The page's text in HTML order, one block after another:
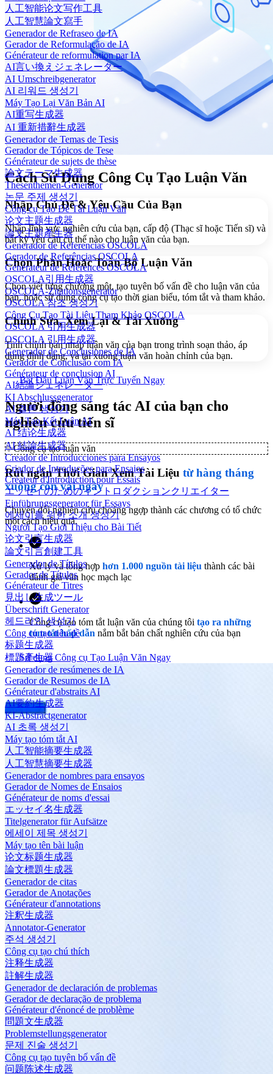
人工智能论文写作工具
人工智慧論文寫手
Generador de Refraseo de IA
Gerador de Reformulação de IA
Générateur de reformulation par IA
AI言い換えジェネレーター
AI Umschreibgenerator
AI 리워드 생성기
Máy Tạo Lại Văn Bản AI
AI重写生成器
AI 重新措辭生成器
Generador de Temas de Tesis
Gerador de Tópicos de Tese
Générateur de sujets de thèse
論文テーマ生成器
Thesenthemen-Generator
논문 주제 생성기
Công cụ Tạo Đề Tài Luận Văn
论文主题生成器
論文主題產生器
Generador de Referencias OSCOLA
Gerador de Referências OSCOLA
Générateur de Références OSCOLA
OSCOLA引用生成器
OSCOLA-Zitationsgenerator
OSCOLA 참조 생성기
Công Cụ Tạo Tài Liệu Tham Khảo OSCOLA
OSCOLA 引用生成器
OSCOLA 引用生成器
Generador de Conclusiones de IA
Gerador de Conclusão com IA
Générateur de conclusion AI
AI結論ジェネレーター
KI Abschlussgenerator
AI 결론 생성기
Máy Tạo Kết Luận AI
AI 结论生成器
AI 結論生成器
Creador de Introducciones para Ensayos
Criador de Introduções para Ensaios
Créateur d'Introduction pour Essais
エッセイのためのイントロダクションクリエイター
Einführungsgenerator für Essays
에세이를 위한 소개 생성기
Người Tạo Giới Thiệu cho Bài Tiết
论文引言生成器
論文引言創建工具
Generador de Títulos
Gerador de Títulos
Générateur de Titres
見出し生成ツール
Überschrift Generator
헤드라인 생성기
Công cụ tạo tiêu đề
标题生成器
標題產生器
Generador de resúmenes de IA
Gerador de Resumos de IA
Générateur d'abstraits AI
AI要約生成器
KI-Abstractgenerator
AI 초록 생성기
Máy tạo tóm tắt AI
人工智能摘要生成器
人工智慧摘要生成器
Generador de nombres para ensayos
Gerador de Nomes de Ensaios
Générateur de noms d'essai
エッセイ名生成器
Titelgenerator für Aufsätze
에세이 제목 생성기
Máy tạo tên bài luận
论文标题生成器
論文標題生成器
Generador de citas
Gerador de Anotações
Générateur d'annotations
注釈生成器
Annotator-Generator
주석 생성기
Công cụ tạo chú thích
注释生成器
註解生成器
Generador de declaración de problemas
Gerador de declaração de problema
Générateur d'énoncé de problème
問題文生成器
Problemstellungsgenerator
문제 진술 생성기
Công cụ tạo tuyên bố vấn đề
问题陈述生成器
Cách Sử Dụng Công Cụ Tạo Luận Văn
Nhập Chủ Đề & Yêu Cầu Của Bạn
Nhập lĩnh vực nghiên cứu của bạn, cấp độ (Thạc sĩ hoặc Tiến sĩ) và
bất kỳ yêu cầu cụ thể nào cho luận văn của bạn.
Chọn Phần Hoặc Toàn Bộ Luận Văn
Chọn viết từng chương một, tạo tuyên bố vấn đề cho luận văn của
bạn, hoặc sử dụng công cụ tạo thời gian biểu, tóm tắt và tham khảo.
Chỉnh Sửa, Xem Lại & Tải Xuống
Tinh chỉnh bản nháp luận văn của bạn trong trình soạn thảo, áp
dụng định dạng, và tải xuống luận văn hoàn chỉnh của bạn.
Bắt Đầu Luận Văn Trực Tuyến Ngay
Người đồng sáng tác AI của bạn cho
nghiên cứu tiến sĩ
✨Công cụ tạo luận văn
Rút ngắn Thời Gian Xem Tài Liệu từ hàng tháng
xuống còn vài ngày
Chuyển đổi nghiên cứu choáng ngợp thành các chương có tổ chức
một cách hiệu quả.
Xử lý và tổng hợp hơn 1.000 nguồn tài liệu thành các bài
đánh giá văn học mạch lạc
Công cụ tạo tóm tắt luận văn của chúng tôi tạo ra những
tóm tắt hấp dẫn nắm bắt bản chất nghiên cứu của bạn
Sử dụng Công cụ Tạo Luận Văn Ngay